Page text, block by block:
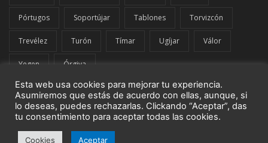
Pórtugos Soportújar Tablones Torvizcón
Trevélez Turón Tímar Ugíjar Válor
Yegen Órgiva
© El Comarcal de La Alpujarra | G42849919 | Todos los derechos
Esta web usa cookies para mejorar tu experiencia.
Asumiremos que estás de acuerdo con ellas, aunque, si
lo deseas, puedes rechazarlas. Clickando “Aceptar”, das
tu consentimiento para aceptar todas las cookies.
Cookies Aceptar